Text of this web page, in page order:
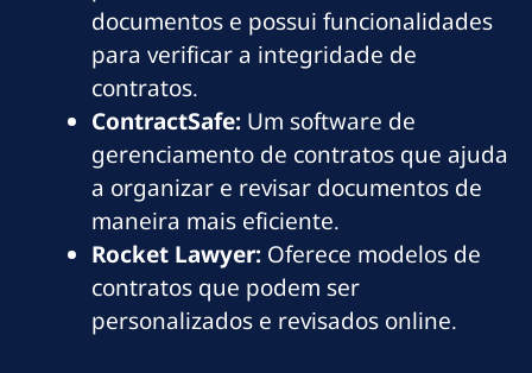
documentos e possui funcionalidades
para verificar a integridade de
contratos.
ContractSafe: Um software de
gerenciamento de contratos que ajuda
a organizar e revisar documentos de
maneira mais eficiente.
Rocket Lawyer: Oferece modelos de
contratos que podem ser
personalizados e revisados online.